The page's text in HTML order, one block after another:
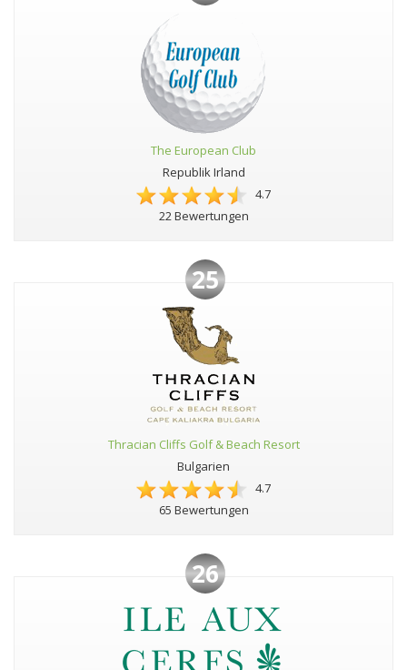
The European Club
Republik Irland
4.7
22 Bewertungen
25
Thracian Cliffs Golf & Beach Resort
Bulgarien
4.7
65 Bewertungen
26